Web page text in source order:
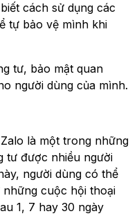
cách sử dụng các
tự bảo vệ mình khi
tư, bảo mật quan
người dùng của mình.
là một trong những
tư được nhiều người
người dùng có thể
cuộc hội thoại
1, 7 hay 30 ngày